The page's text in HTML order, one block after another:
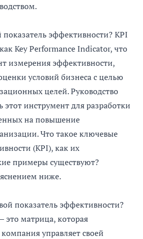
эффективности? KPI
Key Performance Indicator, что
измерения эффективности,
условий бизнеса с целью
целей. Руководство
этот инструмент для разработки
на повышение
Что такое ключевые
(KPI), как их
примеры существуют?
ниже.
показатель эффективности?
это матрица, которая
управляет своей